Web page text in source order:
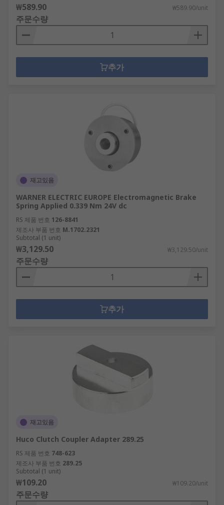
₩589.90 ₩589.90/unit
주문수량
추가
재고있음
WARNER ELECTRIC EUROPE Electromagnetic Brake
Spring Applied 0.339 Nm 24V dc
RS 제품 번호 126-8841
제조사 부품 번호 M.1702.2321
Subtotal (1 unit)
₩3,129.50 ₩3,129.50/unit
주문수량
추가
재고있음
Huco Clutch Coupler Adapter 289.25
RS 제품 번호 748-623
제조사 부품 번호 289.25
Subtotal (1 unit)
₩109.20 ₩109.20/unit
주문수량